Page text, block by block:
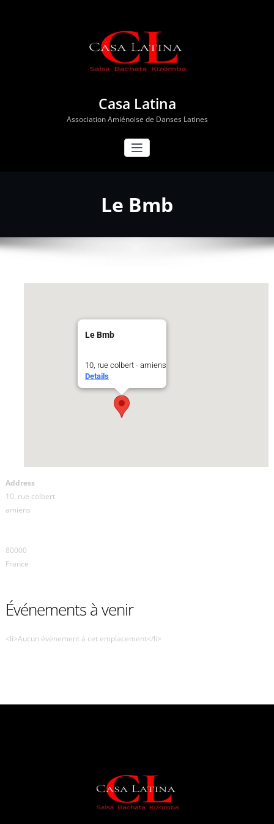
Casa Latina
Association Amiénoise de Danses Latines
Le Bmb
Le Bmb
10, rue colbert - amiens
Details
Address
10, rue colbert
amiens
80000
France
Événements à venir
<li>Aucun évènement à cet emplacement</li>